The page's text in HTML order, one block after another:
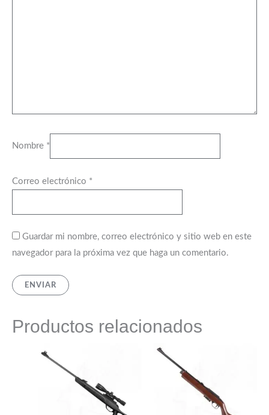
Nombre *
Correo electrónico *
Guardar mi nombre, correo electrónico y sitio web en este
navegador para la próxima vez que haga un comentario.
Productos relacionados